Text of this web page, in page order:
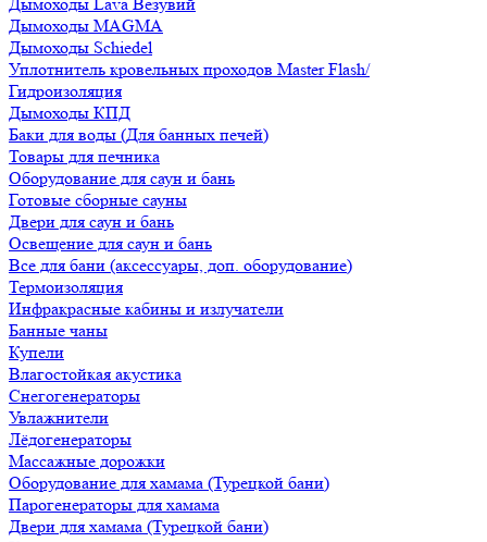
Дымоходы MAGMA
Дымоходы Schiedel
Уплотнитель кровельных проходов Master Flash/
Гидроизоляция
Дымоходы КПД
Баки для воды (Для банных печей)
Товары для печника
Оборудование для саун и бань
Готовые сборные сауны
Двери для саун и бань
Освещение для саун и бань
Все для бани (аксессуары, доп. оборудование)
Термоизоляция
Инфракрасные кабины и излучатели
Банные чаны
Купели
Влагостойкая акустика
Снегогенераторы
Увлажнители
Лёдогенераторы
Массажные дорожки
Оборудование для хамама (Турецкой бани)
Парогенераторы для хамама
Двери для хамама (Турецкой бани)